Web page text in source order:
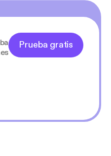
Prueba gratis